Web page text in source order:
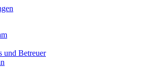
und Betreuer